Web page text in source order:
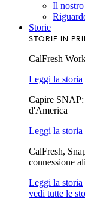
Il
Storie
STORIE IN
CalFresh
Leggi la storia
Capire
d'America
Leggi la storia
CalFresh,
connessione
Leggi la storia
vedi tutte le